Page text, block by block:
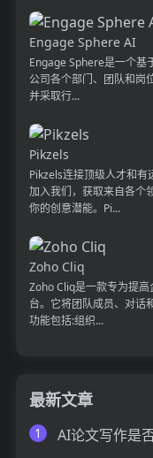
Engage Sphere AI
Engage Sphere是一个基
公司各个部门、团队和岗
并采取行...
Pikzels
Pikzels连接顶级人才和有
加入我们，获取来自各个
你的创意潜能。Pi...
Zoho Cliq
Zoho Cliq是一款专为提
台。它将团队成员、对话
功能包括:组织...
最新文章
1